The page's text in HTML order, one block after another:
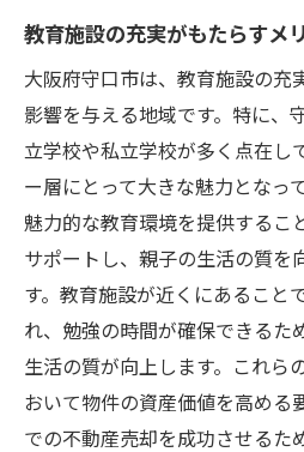
教育施設の充実がもたらすメ
大阪府守口市は、教育施設の充
影響を与える地域です。特に、
立学校や私立学校が多く点在し
ー層にとって大きな魅力となっ
魅力的な教育環境を提供するこ
サポートし、親子の生活の質を
す。教育施設が近くにあること
れ、勉強の時間が確保できるた
生活の質が向上します。これら
おいて物件の資産価値を高める
での不動産売却を成功させるた